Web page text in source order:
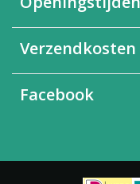
Verzendkosten
Facebook